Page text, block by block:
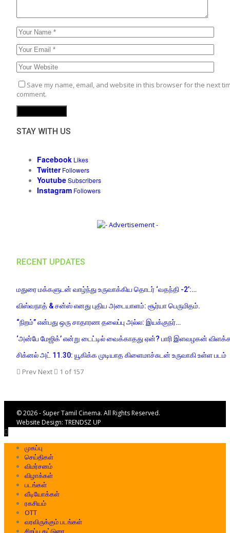
Save my name, email, and website in this browser for the next
comment.
STAY WITH US
Facebook Likes
Twitter Followers
YoutubeSubscribers
Instagram Followers
RECENT UPDATES
மதுரை மக்களுடன் வாழ்ந்து உருவாக்கிய தொடர் ‘வதந்தி -2’:…
விஸ்வநாத் & சன்ஸ் எனது புதிய அடையாளம்: சூர்யா பெருமிதம்.
“நிறம்” என்பது ஒரு சாதாரண தலைப்பு அல்ல: இயக்குநர்…
‘அன்பே மேஜிக்’ என்று டைட்டில் வைக்காதது ஏன்? பாரி இளவழகன்
சிக்னல் அட் 11.30: யூகிக்க முடியாத கிளைமாச்சுடன் உருவாகி உள்ள படம்
Prev Next 1 of 157
© 2026 - Super Tamil Cinema. All Rights Reserved.
Website Design: TRENDSZ UP
முகப்பு
செய்திகள்
விமர்சனம்
விழாக்கள்
படங்கள்
வீடியோக்கள்
ரகசியம்
OTT
வரவிருக்கும் படங்கள்
சிறப்பு கட்டுரை